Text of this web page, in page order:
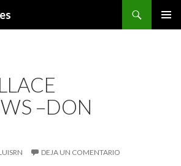
–DON
DEJA UN COMENTARIO